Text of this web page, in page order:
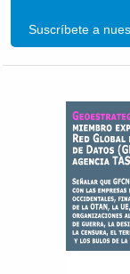
Suscríbete a